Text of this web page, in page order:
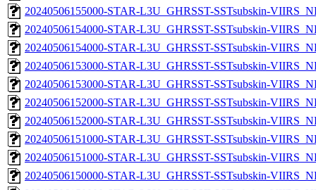
20240506155000-STAR-L3U_GHRSST-SSTsubskin-
20240506154000-STAR-L3U_GHRSST-SSTsubskin-
20240506154000-STAR-L3U_GHRSST-SSTsubskin-
20240506153000-STAR-L3U_GHRSST-SSTsubskin-
20240506153000-STAR-L3U_GHRSST-SSTsubskin-
20240506152000-STAR-L3U_GHRSST-SSTsubskin-
20240506152000-STAR-L3U_GHRSST-SSTsubskin-
20240506151000-STAR-L3U_GHRSST-SSTsubskin-
20240506151000-STAR-L3U_GHRSST-SSTsubskin-
20240506150000-STAR-L3U_GHRSST-SSTsubskin-